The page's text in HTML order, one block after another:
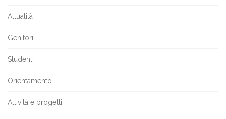
Attualità
Genitori
Studenti
Orientamento
Attività e progetti